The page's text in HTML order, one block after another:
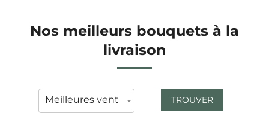
Nos meilleurs bouquets à la
livraison
TROUVER